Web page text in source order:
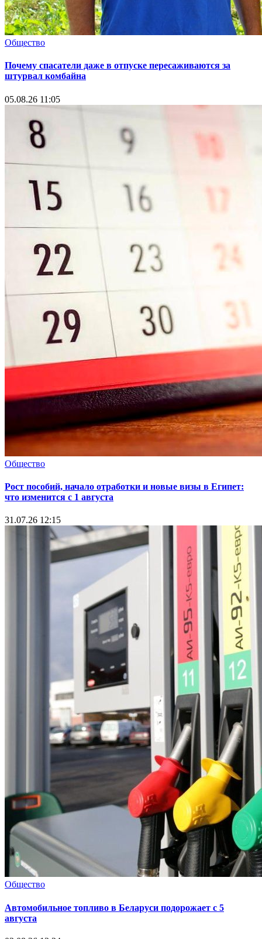
Общество
Почему спасатели даже в отпуске пересаживаются за
штурвал комбайна
05.08.26 11:05
Общество
Рост пособий, начало отработки и новые визы в Египет:
что изменится с 1 августа
31.07.26 12:15
Общество
Автомобильное топливо в Беларуси подорожает с 5
августа